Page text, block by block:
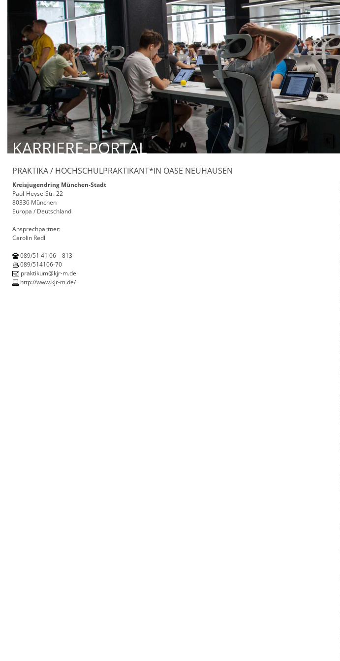
KARRIERE-PORTAL
PRAKTIKA / HOCHSCHULPRAKTIKANT*IN OASE NEUHAUSEN
Kreisjugendring München-Stadt
Paul-Heyse-Str. 22
80336 München
Europa / Deutschland
Ansprechpartner:
Carolin Redl
089/51 41 06 – 813
089/514106-70
praktikum@kjr-m.de
http://www.kjr-m.de/